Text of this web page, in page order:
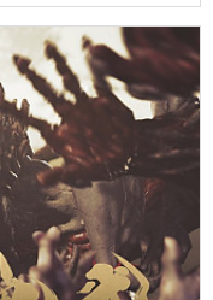
협약(MOU)을 체결했다고
이사, …